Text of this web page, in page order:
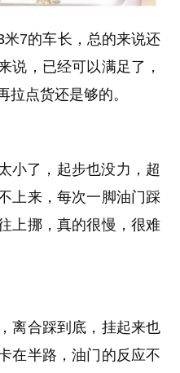
7的车长，总的来说还
说，已经可以满足了，
拉点货还是够的。
小了，起步也没力，超
上来，每次一脚油门踩
上挪，真的很慢，很难
离合踩到底，挂起来也
在半路，油门的反应不